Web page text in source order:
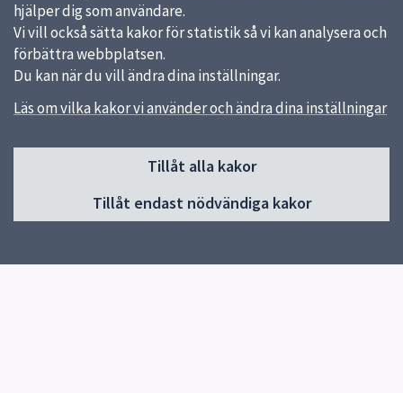
hjälper dig som användare.
Vi vill också sätta kakor för statistik så vi kan analysera och
förbättra webbplatsen.
Du kan när du vill ändra dina inställningar.
Läs om vilka kakor vi använder och ändra dina inställningar
Tillåt alla kakor
Tillåt endast nödvändiga kakor